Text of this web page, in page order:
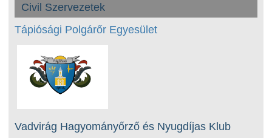
Civil Szervezetek
Tápiósági Polgárőr Egyesület
Vadvirág Hagyományőrző és Nyugdíjas Klub